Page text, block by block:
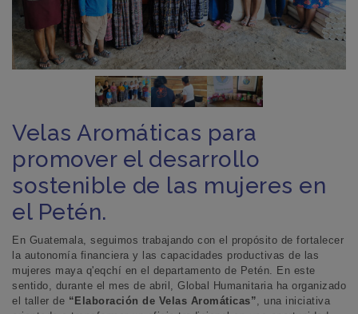
Velas Aromáticas para
promover el desarrollo
sostenible de las mujeres en
el Petén.
En Guatemala, seguimos trabajando con el propósito de fortalecer
la autonomía financiera y las capacidades productivas de las
mujeres maya q'eqchí en el departamento de Petén. En este
sentido, durante el mes de abril, Global Humanitaria ha organizado
el taller de “Elaboración de Velas Aromáticas” , una iniciativa